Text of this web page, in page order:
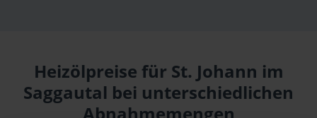
Heizölpreise für St. Johann im
Saggautal bei unterschiedlichen